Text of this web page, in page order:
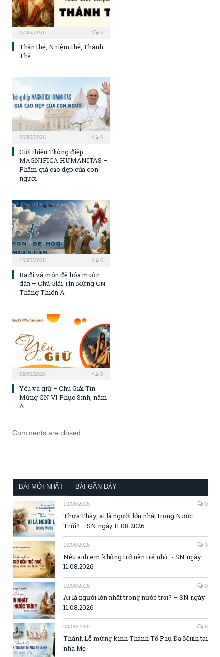
07/06/2026 0
Thân thể, Nhiệm thể, Thánh
Thể
06/06/2026 0
Giới thiệu Thông điệp
MAGNIFICA HUMANITAS –
Phẩm giá cao đẹp của con
người
16/05/2026 0
Ra đi và môn đệ hóa muôn
dân – Chú Giải Tin Mừng CN
Thăng Thiên A
09/05/2026 0
Yêu và giữ – Chú Giải Tin
Mừng CN VI Phục Sinh, năm
A
Comments are closed.
BÀI MỚI NHẤT BÀI GẦN ĐÂY
10/08/2026 0
Thưa Thầy, ai là người lớn nhất trong Nước
Trời? – SN ngày 11.08.2026
10/08/2026 0
Nếu anh em không trở nên trẻ nhỏ…- SN ngày
11.08.2026
10/08/2026 0
Ai là người lớn nhất trong nước trời? – SN ngày
11.08.2026
09/08/2026 0
Thánh Lễ mừng kính Thánh Tổ Phụ Đa Minh tại
nhà Mẹ